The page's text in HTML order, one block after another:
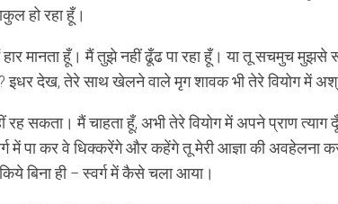
हो रहा हूँ।
मानता हूँ। मैं तुझे नहीं ढूँढ पा रहा हूँ। या तू सचमुच मुझसे
इधर देख, तेरे साथ खेलने वाले मृग शावक भी तेरे वियोग में
रह सकता। मैं चाहता हूँ, अभी तेरे वियोग में अपने प्राण त्याग
में पा कर वे धिक्करेंगे और कहेंगे तू मेरी आज्ञा की अवहेलना
बिना ही – स्वर्ग में कैसे चला आया।